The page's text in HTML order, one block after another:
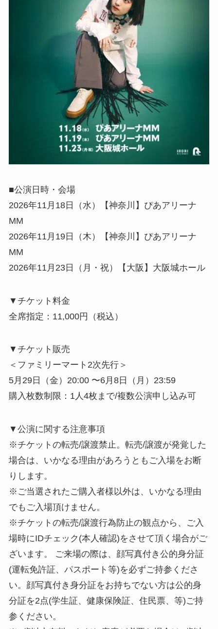
■公演日時・会場
2026年11月18日（水）【神奈川】ぴあアリーナ
MM
2026年11月19日（木）【神奈川】ぴあアリーナ
MM
2026年11月23日（月・祝）【大阪】大阪城ホール
▼チケット料金
全席指定：11,000円（税込）
▼チケット販売
＜ファミリーマート2次先行＞
5月29日（金）20:00 〜6月8日（月）23:59
購入枚数制限：1人4枚まで/複数公演申し込み可
▼公演に関する注意事項
※チケットの転売/譲渡禁止。転売/譲渡が発覚した
場合は、いかなる理由があろうともご入場をお断
りします。
※ご当選されたご購入者様以外は、いかなる理由
でもご入場頂けません。
※チケットの転売/譲渡行為防止の観点から、ご入
場時にIDチェック(本人確認)をさせて頂く場合がご
ざいます。 ご来場の際は、顔写真付き公的身分証
(運転免許証、パスポート等)を必ずご持参くださ
い。顔写真付き身分証をお持ちでない方は公的身
分証を2点(学生証、健康保険証、住⺠票、等)ご持
参ください。